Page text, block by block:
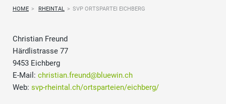
HOME > RHEINTAL > SVP ORTSPARTEI EICHBERG
Christian Freund
Härdlistrasse 77
9453 Eichberg
E-Mail: christian.freund@bluewin.ch
Web: svp-rheintal.ch/ortsparteien/eichberg/